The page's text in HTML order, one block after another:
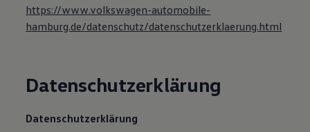
https://www.volkswagen-automobile-
hamburg.de/datenschutz/datenschutzerklaerung.html
Datenschutzerklärung
Datenschutzerklärung